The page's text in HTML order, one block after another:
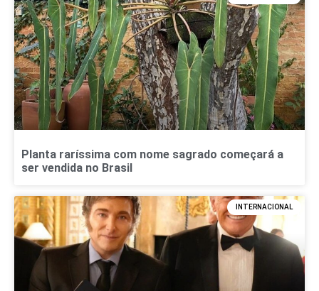
Planta raríssima com nome sagrado começará a
ser vendida no Brasil
INTERNACIONAL